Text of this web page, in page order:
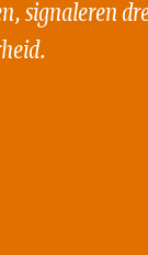
signaleren